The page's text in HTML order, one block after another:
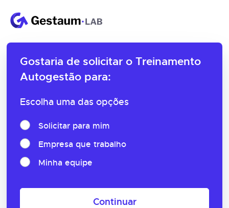
Gostaria de solicitar o Treinamento
Autogestão para:
Escolha uma das opções
Solicitar para mim
Empresa que trabalho
Minha equipe
Continuar